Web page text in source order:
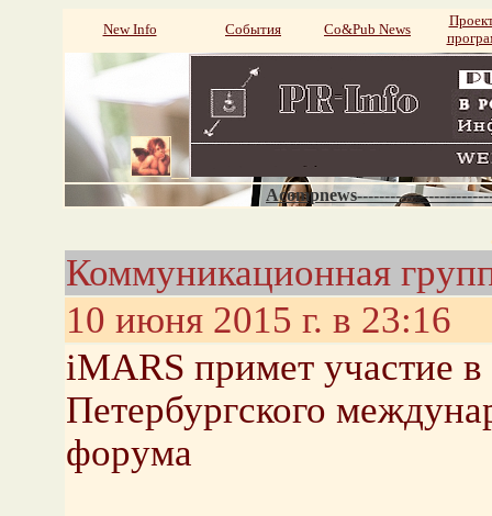
New Info События Со&Pub News
Коммуникационная
10 июня 2015 г. в 23:16
iMARS примет участие в
Петербургского
форума